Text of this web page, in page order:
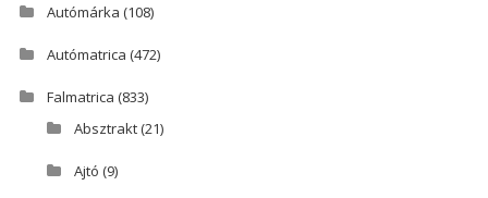
Autómárka (108)
Autómatrica (472)
Falmatrica (833)
Absztrakt(21)
Ajtó (9)